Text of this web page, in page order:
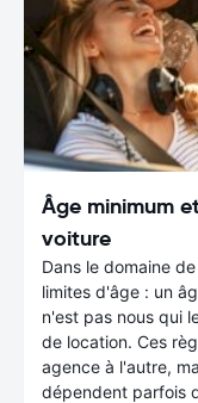
Âge minimum
voiture
Dans le domaine
limites d'âge : un
n'est pas nous qui
de location. Ces
agence à l'autre,
dépendent parfois